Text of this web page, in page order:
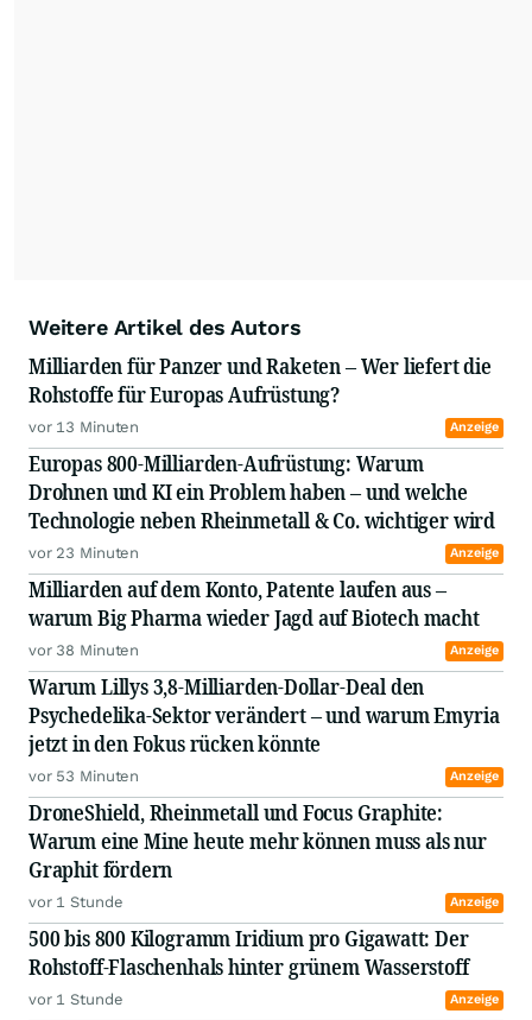
Weitere Artikel des Autors
Milliarden für Panzer und Raketen – Wer liefert die
Rohstoffe für Europas Aufrüstung?
vor 13 Minuten Anzeige
Europas 800-Milliarden-Aufrüstung: Warum
Drohnen und KI ein Problem haben – und welche
Technologie neben Rheinmetall & Co. wichtiger wird
vor 23 Minuten Anzeige
Milliarden auf dem Konto, Patente laufen aus –
warum Big Pharma wieder Jagd auf Biotech macht
vor 38 Minuten Anzeige
Warum Lillys 3,8-Milliarden-Dollar-Deal den
Psychedelika-Sektor verändert – und warum Emyria
jetzt in den Fokus rücken könnte
vor 53 Minuten Anzeige
DroneShield, Rheinmetall und Focus Graphite:
Warum eine Mine heute mehr können muss als nur
Graphit fördern
vor 1 Stunde Anzeige
500 bis 800 Kilogramm Iridium pro Gigawatt: Der
Rohstoff-Flaschenhals hinter grünem Wasserstoff
vor 1 Stunde Anzeige